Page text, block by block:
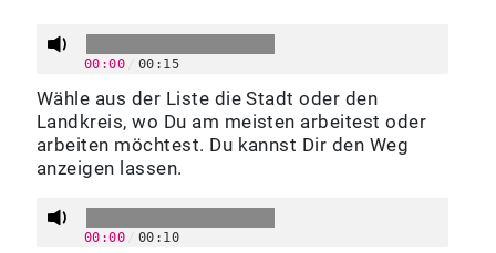
00:00 00:15
Wähle aus der Liste die Stadt oder den
Landkreis, wo Du am meisten arbeitest oder
arbeiten möchtest. Du kannst Dir den Weg
anzeigen lassen.
00:00 00:10